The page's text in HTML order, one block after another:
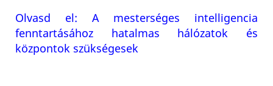
Olvasd el: A mesterséges intelligencia
fenntartásához hatalmas hálózatok és
központok szükségesek